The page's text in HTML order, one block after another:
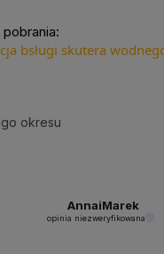
bsługi skutera
okresu
AnnaiMarek
opinia niezweryfikowana